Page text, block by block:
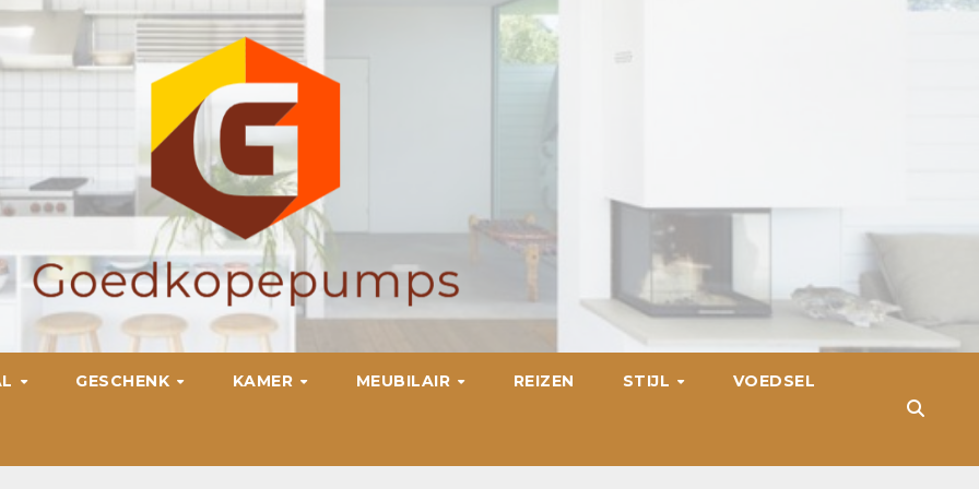
GESCHENK KAMER MEUBILAIR REIZEN STIJL VOEDSEL